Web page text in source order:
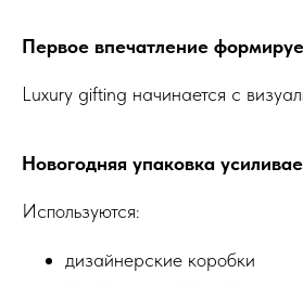
Первое впечатление
Luxury gifting начинается с
Новогодняя упаковка
Используются:
дизайнерские коробки